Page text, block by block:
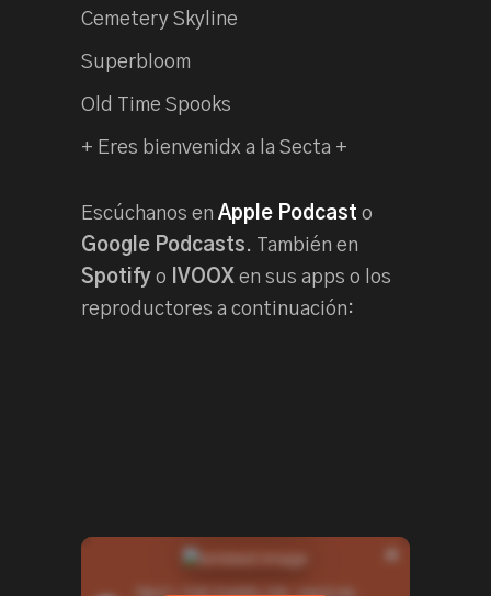
Cemetery Skyline
Superbloom
Old Time Spooks
+ Eres bienvenidx a la Secta +
Escúchanos en Apple Podcast o
Google Podcasts. También en
Spotify o IVOOX en sus apps o los
reproductores a continuación: